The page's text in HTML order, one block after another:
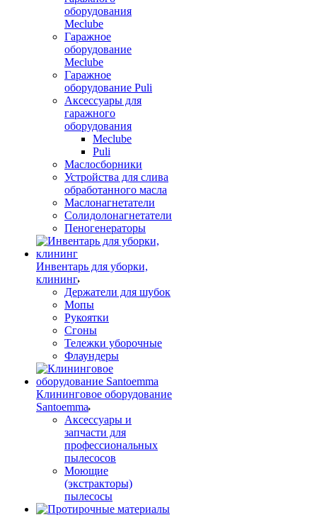
оборудования
Meclube
Гаражное
оборудование
Meclube
Гаражное
оборудование Puli
Аксессуары для
гаражного
оборудования
Meclube
Puli
Маслосборники
Устройства для слива
обработанного масла
Маслонагнетатели
Солидолонагнетатели
Пеногенераторы
Инвентарь для уборки,
клининг
Держатели для шубок
Мопы
Рукоятки
Сгоны
Тележки уборочные
Флаундеры
Клининговое оборудование
Santoemma
Аксессуары и
запчасти для
профессиональных
пылесосов
Моющие
(экстракторы)
пылесосы